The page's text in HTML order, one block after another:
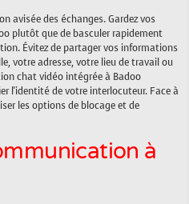
avisée des échanges. Gardez vos
plutôt que de basculer rapidement
Évitez de partager vos informations
votre adresse, votre lieu de travail ou
chat vidéo intégrée à Badoo
l'identité de votre interlocuteur. Face à
les options de blocage et de
à